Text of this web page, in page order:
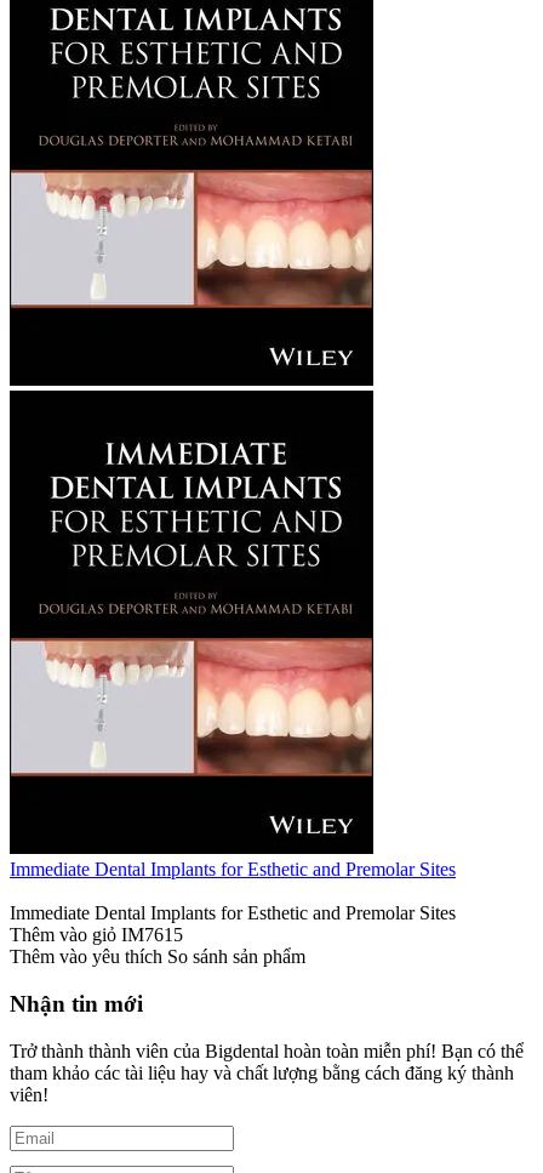
Immediate Dental Implants for Esthetic and Premolar Sites
Immediate Dental Implants for Esthetic and Premolar Sites
Thêm vào giỏ IM7615
Thêm vào yêu thích So sánh sản phẩm
Nhận tin mới
Trở thành thành viên của Bigdental hoàn toàn miễn phí! Bạn có thể
tham khảo các tài liệu hay và chất lượng bằng cách đăng ký thành
viên!